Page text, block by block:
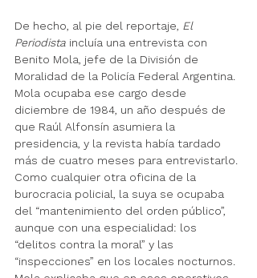
De hecho, al pie del reportaje, El
Periodista incluía una entrevista con
Benito Mola, jefe de la División de
Moralidad de la Policía Federal Argentina.
Mola ocupaba ese cargo desde
diciembre de 1984, un año después de
que Raúl Alfonsín asumiera la
presidencia, y la revista había tardado
más de cuatro meses para entrevistarlo.
Como cualquier otra oficina de la
burocracia policial, la suya se ocupaba
del “mantenimiento del orden público”,
aunque con una especialidad: los
“delitos contra la moral” y las
“inspecciones” en los locales nocturnos.